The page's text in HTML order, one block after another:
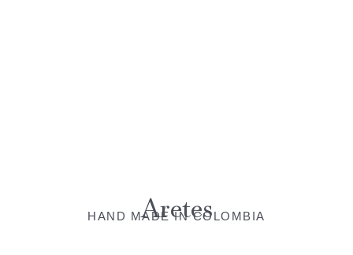
Aretes
HAND MADE IN COLOMBIA